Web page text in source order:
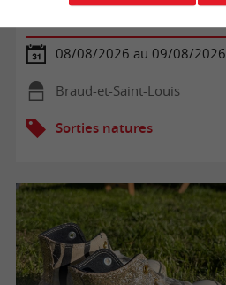
08/08/2026 au 09/08/2026
Braud-et-Saint-Louis
Sorties natures